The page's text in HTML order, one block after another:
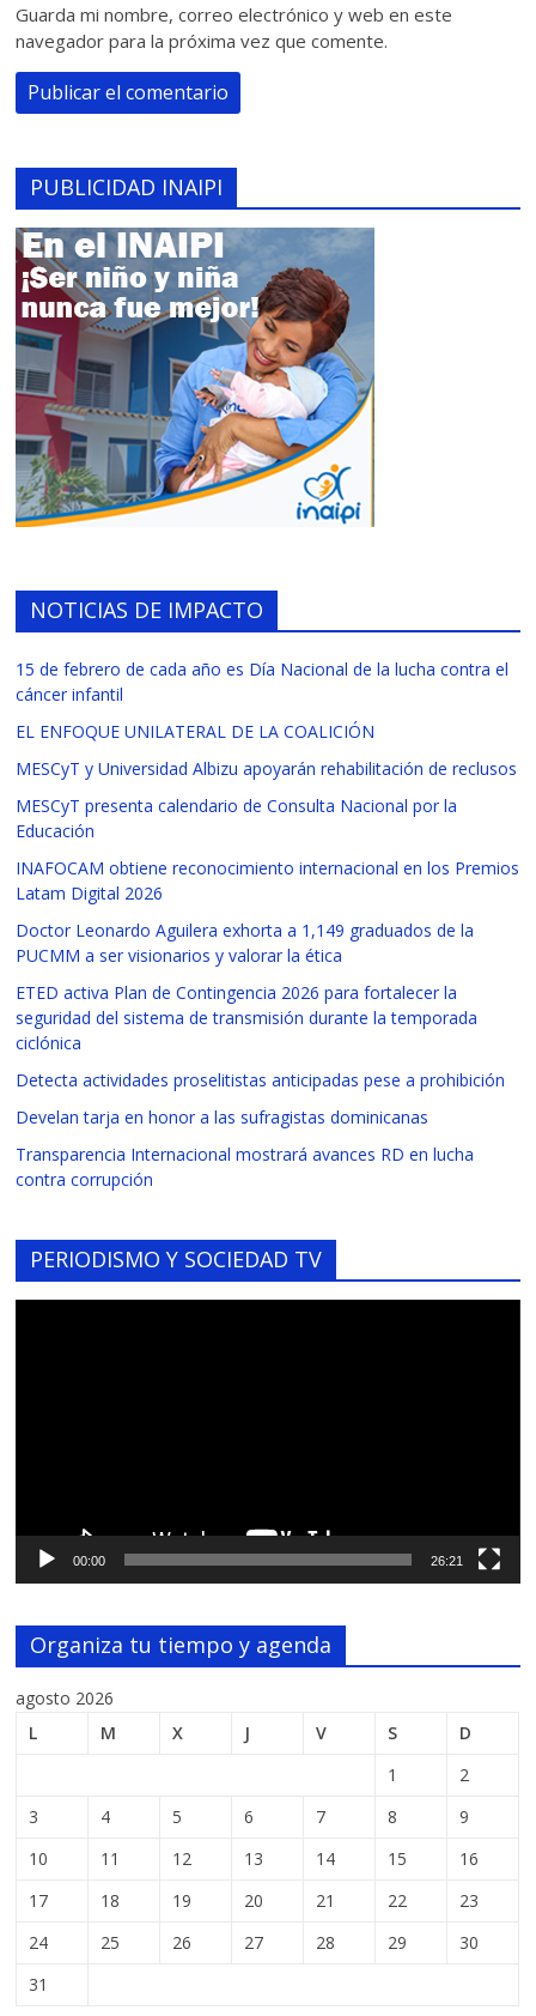
Guarda mi nombre, correo electrónico y web en este
navegador para la próxima vez que comente.
PUBLICIDAD INAIPI
NOTICIAS DE IMPACTO
15 de febrero de cada año es Día Nacional de la lucha contra el
cáncer infantil
EL ENFOQUE UNILATERAL DE LA COALICIÓN
MESCyT y Universidad Albizu apoyarán rehabilitación de reclusos
MESCyT presenta calendario de Consulta Nacional por la
Educación
INAFOCAM obtiene reconocimiento internacional en los Premios
Latam Digital 2026
Doctor Leonardo Aguilera exhorta a 1,149 graduados de la
PUCMM a ser visionarios y valorar la ética
ETED activa Plan de Contingencia 2026 para fortalecer la
seguridad del sistema de transmisión durante la temporada
ciclónica
Detecta actividades proselitistas anticipadas pese a prohibición
Develan tarja en honor a las sufragistas dominicanas
Transparencia Internacional mostrará avances RD en lucha
contra corrupción
PERIODISMO Y SOCIEDAD TV
00:00 26:21
Organiza tu tiempo y agenda
agosto 2026
L
M X J V S
D
1
2
3
4 5 6 7 8
9
10
11 12 13 14 15
16
17
18 19 20 21 22
23
24
25 26 27 28 29
30
31